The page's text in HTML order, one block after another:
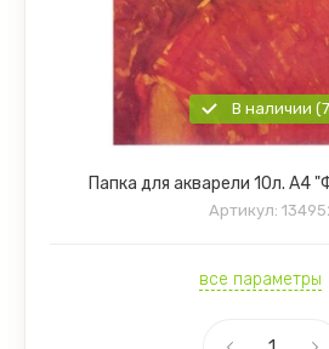
В наличии
Папка для акварели 10л. А4
Артикул:
все параметры